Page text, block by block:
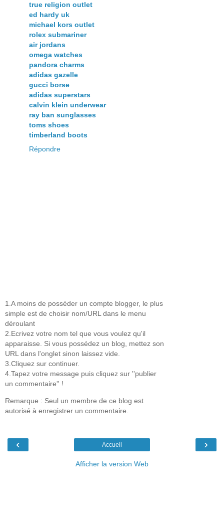
true religion outlet
ed hardy uk
michael kors outlet
rolex submariner
air jordans
omega watches
pandora charms
adidas gazelle
gucci borse
adidas superstars
calvin klein underwear
ray ban sunglasses
toms shoes
timberland boots
Répondre
1.A moins de posséder un compte blogger, le plus
simple est de choisir nom/URL dans le menu
déroulant
2.Ecrivez votre nom tel que vous voulez qu'il
apparaisse. Si vous possédez un blog, mettez son
URL dans l'onglet sinon laissez vide.
3.Cliquez sur continuer.
4.Tapez votre message puis cliquez sur ''publier
un commentaire'' !
Remarque : Seul un membre de ce blog est
autorisé à enregistrer un commentaire.
‹ ›
Accueil
Afficher la version Web